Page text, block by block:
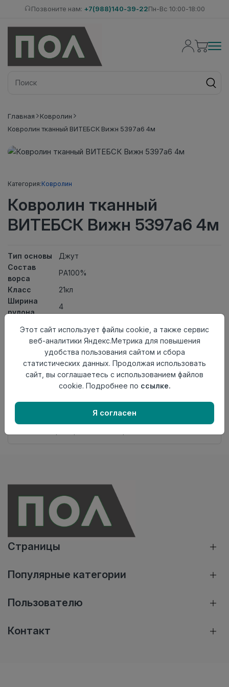
Позвоните нам: +7(988)140-39-22Пн-Вс 10:00-18:00
Главная
Ковролин
Ковролин тканный ВИТЕБСК Вижн 5397а6 4м
Категория:Ковролин
Ковролин тканный
ВИТЕБСК Вижн 5397а6 4м
Тип основы
Джут
Состав
ворса
PA100%
Класс
21кл
Ширина
рулона
4
Вид
ковролина
Ковролин тканный
происхождения
Беларусь
Нет в наличии
Внимание! Внешний вид товара может отличаться от
представленного на настоящем сайте. Проверяйте
Страницы
Популярные категории
Пользователю
Контакт
Этот сайт использует файлы cookie, а также сервис
веб-аналитики Яндекс.Метрика для повышения
удобства пользования сайтом и сбора
статистических данных. Продолжая использовать
сайт, вы соглашаетесь с использованием файлов
cookie. Подробнее по ссылке.
Я согласен